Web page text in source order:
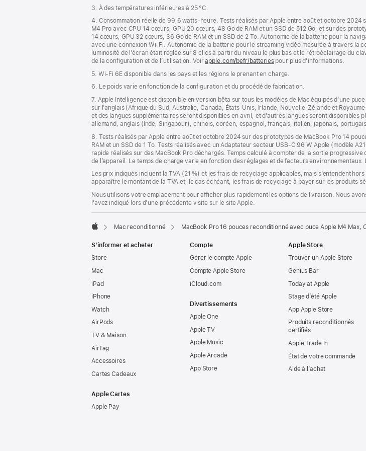
3. À des températures inférieures à 25 °C.
4. Consommation réelle de 99,6 watts‑heure. Tests réalisés par Apple entre août et octobre 2024
M4 Pro avec CPU 14 cœurs, GPU 20 cœurs, 48 Go de RAM et un SSD de 512 Go, et sur des
14 cœurs, GPU 32 cœurs, 36 Go de RAM et un SSD de 2 To. Autonomie de la batterie pour la
avec une connexion Wi-Fi. Autonomie de la batterie pour le streaming vidéo mesurée à travers la
luminosité de l’écran était réglée sur 8 clics à partir du niveau le plus bas et le rétroéclairage du
de la configuration et de l’utilisation. Voirapple.com/befr/batteriespour plus d’informations.
5. Wi-Fi 6E disponible dans les pays et les régions le prenant en charge.
6. Le poids varie en fonction de la configuration et du procédé de fabrication.
7. Apple Intelligence est disponible en version bêta sur tous les modèles de Mac équipés d’une
sur l’anglais (Afrique du Sud, Australie, Canada, États-Unis, Irlande, Nouvelle-Zélande et
et des langues supplémentaires seront disponibles en avril, et d’autres langues seront disponibles
allemand, anglais (Inde, Singapour), chinois, coréen, espagnol, français, italien, japonais,
8. Tests réalisés par Apple entre août et octobre 2024 sur des prototypes de MacBook Pro 14
RAM et un SSD de 1 To. Tests réalisés avec un Adaptateur secteur USB-C 96 W Apple (modèle
rapide réalisés sur des MacBook Pro déchargés. Temps calculé à compter de la sortie progressive
de l’appareil. Le temps de charge varie en fonction des réglages et de facteurs
Les prix indiqués incluent la TVA (21 %) et les frais de recyclage applicables, mais s’entendent
apparaître le montant de la TVA et, le cas échéant, les frais de recyclage à payer sur les produits
Nous utilisons votre emplacement pour afficher plus rapidement les options de livraison. Nous
l’avez indiqué lors d’une précédente visite sur le site Apple.
Mac reconditionné MacBook Pro 16 pouces reconditionné avec puce Apple M4
S’informer et acheter
Store
Mac
iPad
iPhone
Watch
AirPods
TV & Maison
AirTag
Accessoires
Cartes Cadeaux
Apple Cartes
Apple Pay
Compte
Gérer le compte Apple
Compte Apple Store
iCloud.com
Divertissements
Apple One
Apple TV
Apple Music
Apple Arcade
App Store
Apple Store
Trouver un Apple Store
Genius Bar
Today at Apple
Stage d’été Apple
App Apple Store
Produits reconditionnés
certifiés
Apple Trade In
État de votre commande
Aide à l’achat